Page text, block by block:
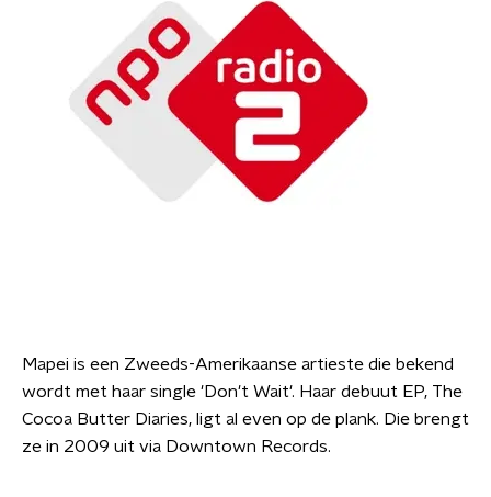
Mapei is een Zweeds-Amerikaanse artieste die bekend
wordt met haar single 'Don't Wait'. Haar debuut EP, The
Cocoa Butter Diaries, ligt al even op de plank. Die brengt
ze in 2009 uit via Downtown Records.